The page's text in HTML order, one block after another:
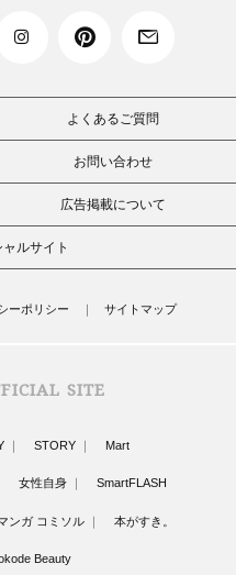
よくあるご質問
お問い合わせ
広告掲載について
ルサイト
ーポリシー サイトマップ
SITE
STORY Mart
女性自身 SmartFLASH
ンガ コミソル 本がすき。
Beauty